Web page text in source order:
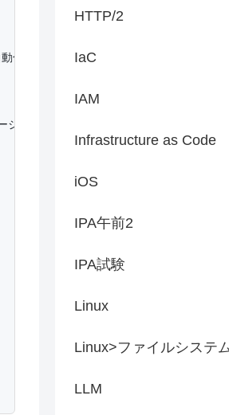
化を実現します。
ョン管理が複雑になったりする
HTTP/2
IaC
IAM
Infrastructure as Code
iOS
IPA午前2
IPA試験
Linux
Linux>ファイルシステ
LLM